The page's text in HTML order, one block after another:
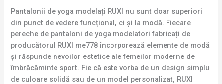
Pantalonii de yoga modelați RUXI nu sunt doar superiori
din punct de vedere funcțional, ci și la modă. Fiecare
pereche de pantaloni de yoga modelatori fabricați de
producătorul RUXI me778 încorporează elemente de modă
și răspunde nevoilor estetice ale femeilor moderne de
îmbrăcăminte sport. Fie că este vorba de un design simplu
de culoare solidă sau de un model personalizat, RUXI